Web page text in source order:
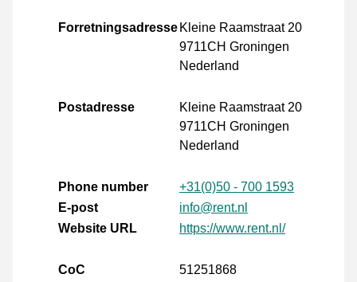
Forretningsadresse Kleine Raamstraat 20
9711CH Groningen
Nederland
Postadresse
Kleine Raamstraat 20
9711CH Groningen
Nederland
Phone number
+31(0)50 - 700 1593
E-post
info@rent.nl
Website URL
https://www.rent.nl/
CoC
51251868